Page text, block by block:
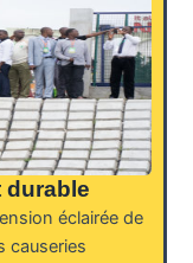
durable
éclairée de
causeries